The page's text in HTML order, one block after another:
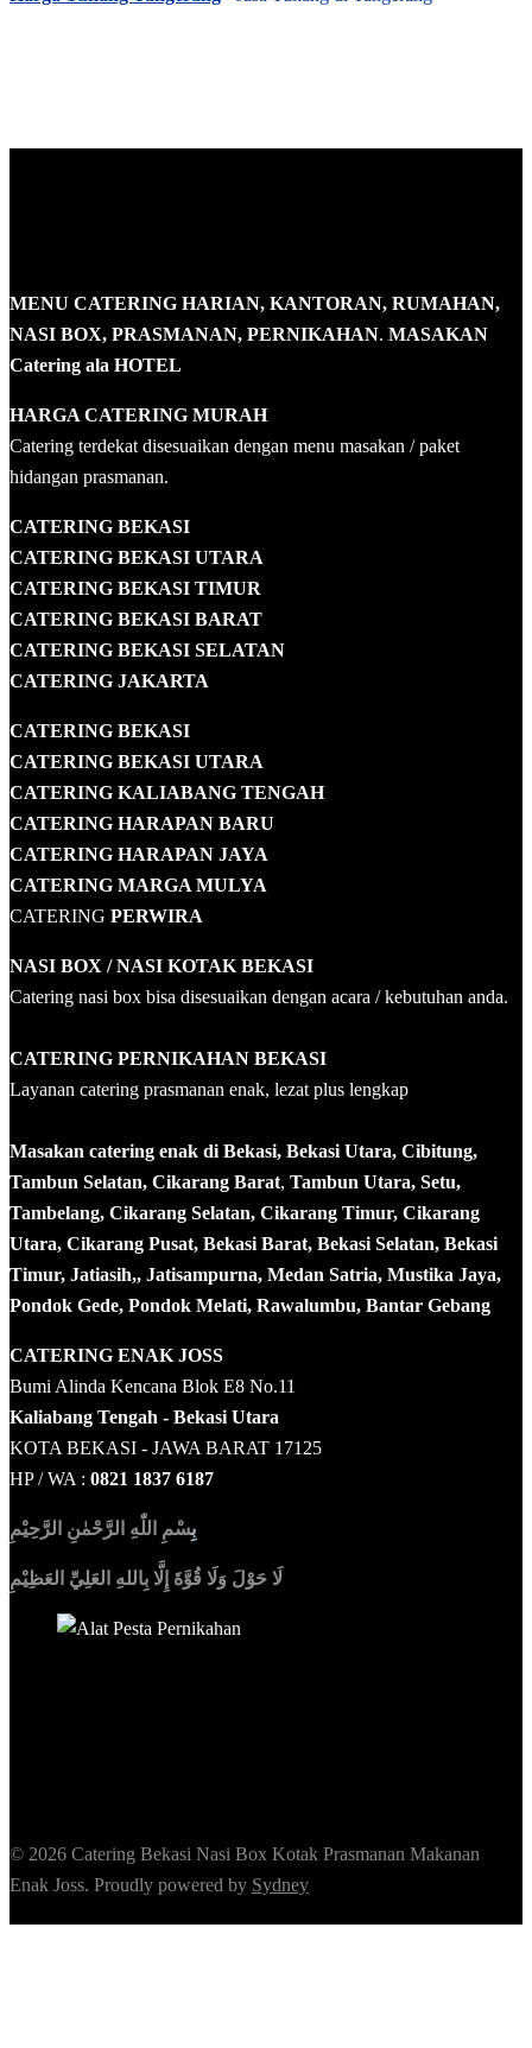
MENU CATERING HARIAN, KANTORAN, RUMAHAN,
NASI BOX, PRASMANAN, PERNIKAHAN. MASAKAN
Catering ala HOTEL
HARGA CATERING MURAH
Catering terdekat disesuaikan dengan menu masakan / paket
hidangan prasmanan.
CATERING BEKASI
CATERING BEKASI UTARA
CATERING BEKASI TIMUR
CATERING BEKASI BARAT
CATERING BEKASI SELATAN
CATERING JAKARTA
CATERING BEKASI
CATERING BEKASI UTARA
CATERING KALIABANG TENGAH
CATERING HARAPAN BARU
CATERING HARAPAN JAYA
CATERING MARGA MULYA
CATERING PERWIRA
NASI BOX / NASI KOTAK BEKASI
Catering nasi box bisa disesuaikan dengan acara / kebutuhan anda.
CATERING PERNIKAHAN BEKASI
Layanan catering prasmanan enak, lezat plus lengkap
Masakan catering enak di Bekasi, Bekasi Utara, Cibitung,
Tambun Selatan, Cikarang Barat, Tambun Utara, Setu,
Tambelang, Cikarang Selatan, Cikarang Timur, Cikarang
Utara, Cikarang Pusat, Bekasi Barat, Bekasi Selatan, Bekasi
Timur, Jatiasih,, Jatisampurna, Medan Satria, Mustika Jaya,
Pondok Gede, Pondok Melati, Rawalumbu, Bantar Gebang
CATERING ENAK JOSS
Bumi Alinda Kencana Blok E8 No.11
Kaliabang Tengah - Bekasi Utara
KOTA BEKASI - JAWA BARAT 17125
HP / WA : 0821 1837 6187
بِسْمِ اللّٰهِ الرَّحْمٰنِ الرَّحِيْمِ
لَا حَوْلَ وَلَا قُوَّةَ إِلَّا بِاللهِ العَلِيِّ العَظِيْمِ
© 2026 Catering Bekasi Nasi Box Kotak Prasmanan Makanan
Enak Joss. Proudly powered by Sydney